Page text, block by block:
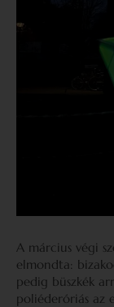
A március végi
elmondta:
pedig büszkék
poliéderóriás az